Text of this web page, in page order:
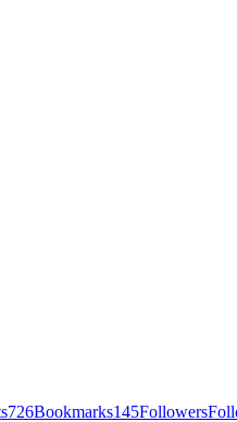
726Bookmarks145Followers